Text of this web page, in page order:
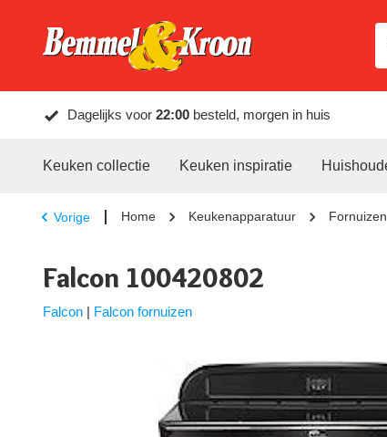
Dagelijks voor 22:00 besteld, morgen in huis
Keuken collectie Keuken inspiratie
Vorige Home Keukenapparatuur Fornuizen
Falcon 100420802
Falcon | Falcon fornuizen